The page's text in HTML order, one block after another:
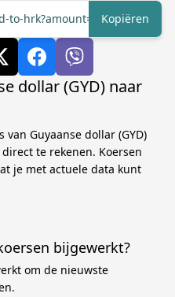
hrk?amount=1
Kopiëren
dollar (GYD) naar
Guyaanse dollar (GYD)
te rekenen. Koersen
je met actuele data kunt
bijgewerkt?
om de nieuwste